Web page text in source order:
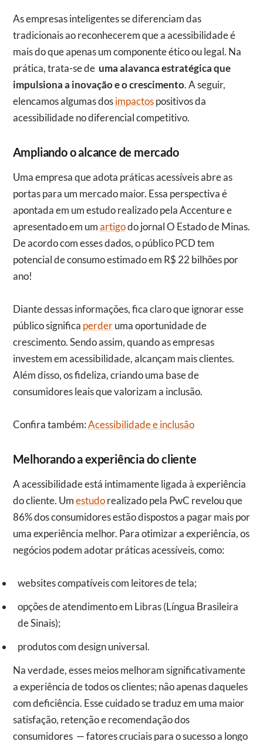
As empresas inteligentes se diferenciam das
tradicionais ao reconhecerem que a acessibilidade é
mais do que apenas um componente ético ou legal. Na
prática, trata-se de uma alavanca estratégica que
impulsiona a inovação e o crescimento. A seguir,
elencamos algumas dosimpactospositivos da
acessibilidade no diferencial competitivo.
Ampliando o alcance de mercado
Uma empresa que adota práticas acessíveis abre as
portas para um mercado maior. Essa perspectiva é
apontada em um estudo realizado pela Accenture e
apresentado em umartigodo jornal O Estado de Minas.
De acordo com esses dados, o público PCD tem
potencial de consumo estimado em R$ 22 bilhões por
ano!
Diante dessas informações, fica claro que ignorar esse
público significa perderuma oportunidade de
crescimento. Sendo assim, quando as empresas
investem em acessibilidade, alcançam mais clientes.
Além disso, os fideliza, criando uma base de
consumidores leais que valorizam a inclusão.
Confira também:Acessibilidade e inclusão
Melhorando a experiência do cliente
A acessibilidade está intimamente ligada à experiência
do cliente. Umestudorealizado pela PwC revelou que
86% dos consumidores estão dispostos a pagar mais por
uma experiência melhor. Para otimizar a experiência, os
negócios podem adotar práticas acessíveis, como:
websites compatíveis com leitores de tela;
opções de atendimento em Libras (Língua Brasileira
de Sinais);
produtos com design universal.
Na verdade, esses meios melhoram significativamente
a experiência de todos os clientes; não apenas daqueles
com deficiência. Esse cuidado se traduz em uma maior
satisfação, retenção e recomendação dos
consumidores — fatores cruciais para o sucesso a longo